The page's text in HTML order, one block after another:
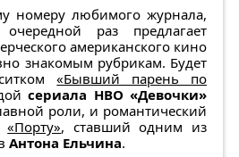
номеру любимого журнала,
раз предлагает
американского кино
знакомым рубрикам. Будет
«Бывший парень по
сериала HBO «Девочки»
роли, и романтический
«Порту», ставший одним из
Антона Ельчина.